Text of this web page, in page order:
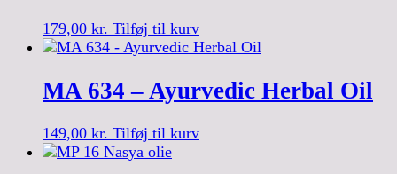
179,00 kr. Tilføj til kurv
MA 634 – Ayurvedic Herbal Oil
149,00 kr. Tilføj til kurv